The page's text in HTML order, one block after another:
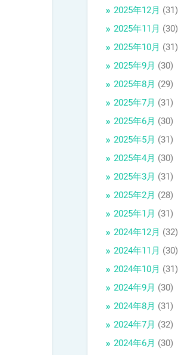
2025年12月 (31)
2025年11月 (30)
2025年10月 (31)
2025年9月 (30)
2025年8月 (29)
2025年7月 (31)
2025年6月 (30)
2025年5月 (31)
2025年4月 (30)
2025年3月 (31)
2025年2月 (28)
2025年1月 (31)
2024年12月 (32)
2024年11月 (30)
2024年10月 (31)
2024年9月 (30)
2024年8月 (31)
2024年7月 (32)
2024年6月 (30)